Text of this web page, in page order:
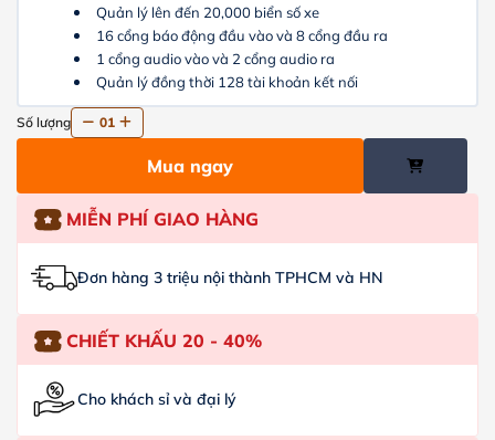
Quản lý lên đến 20,000 biển số xe
16 cổng báo động đầu vào và 8 cổng đầu ra
1 cổng audio vào và 2 cổng audio ra
Quản lý đồng thời 128 tài khoản kết nối
Số lượng 01
Mua ngay
MIỄN PHÍ GIAO HÀNG
Đơn hàng 3 triệu nội thành TPHCM và HN
CHIẾT KHẤU 20 - 40%
Cho khách sỉ và đại lý